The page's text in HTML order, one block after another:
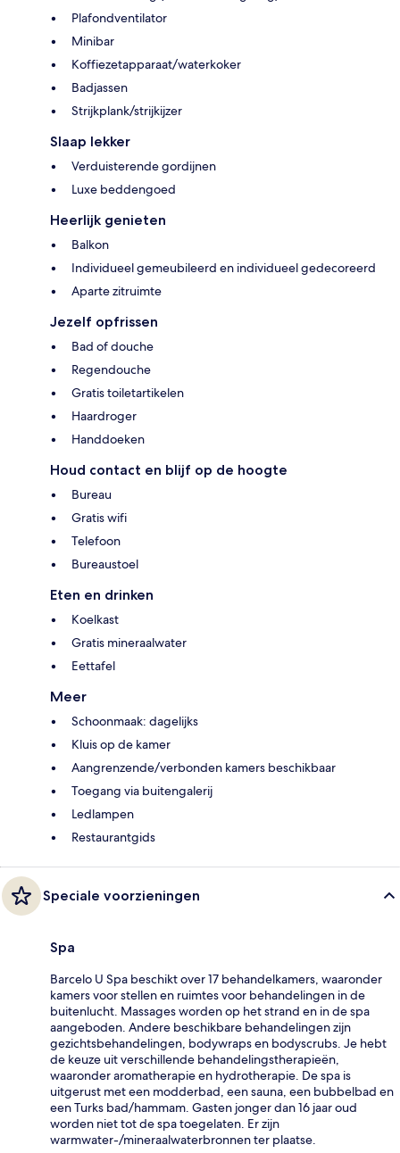
Plafondventilator
Minibar
Koffiezetapparaat/waterkoker
Badjassen
Strijkplank/strijkijzer
Slaap lekker
Verduisterende gordijnen
Luxe beddengoed
Heerlijk genieten
Balkon
Individueel gemeubileerd en individueel gedecoreerd
Aparte zitruimte
Jezelf opfrissen
Bad of douche
Regendouche
Gratis toiletartikelen
Haardroger
Handdoeken
Houd contact en blijf op de hoogte
Bureau
Gratis wifi
Telefoon
Bureaustoel
Eten en drinken
Koelkast
Gratis mineraalwater
Eettafel
Meer
Schoonmaak: dagelijks
Kluis op de kamer
Aangrenzende/verbonden kamers beschikbaar
Toegang via buitengalerij
Ledlampen
Restaurantgids
Speciale voorzieningen
Spa
Barcelo U Spa beschikt over 17 behandelkamers, waaronder
kamers voor stellen en ruimtes voor behandelingen in de
buitenlucht. Massages worden op het strand en in de spa
aangeboden. Andere beschikbare behandelingen zijn
gezichtsbehandelingen, bodywraps en bodyscrubs. Je hebt
de keuze uit verschillende behandelingstherapieën,
waaronder aromatherapie en hydrotherapie. De spa is
uitgerust met een modderbad, een sauna, een bubbelbad en
een Turks bad/hammam. Gasten jonger dan 16 jaar oud
worden niet tot de spa toegelaten. Er zijn
warmwater-/mineraalwaterbronnen ter plaatse.